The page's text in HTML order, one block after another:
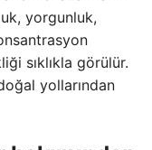
yorgunluk,
sıklıkla görülür.
yollarından